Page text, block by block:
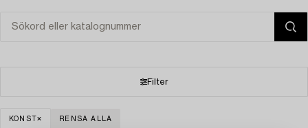
Filter
KONST RENSA ALLA